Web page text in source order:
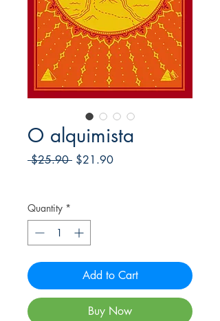
O alquimista
$25.90 Regular
$21.90Sale
Quantity *
Add to Cart
Buy Now